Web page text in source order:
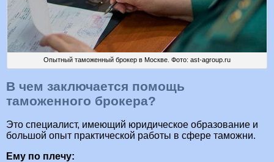
Опытный таможенный брокер в Москве. Фото: ast-agroup.ru
В чем заключается помощь
таможенного брокера?
Это специалист, имеющий юридическое образование и
большой опыт практической работы в сфере таможни.
Ему по плечу: